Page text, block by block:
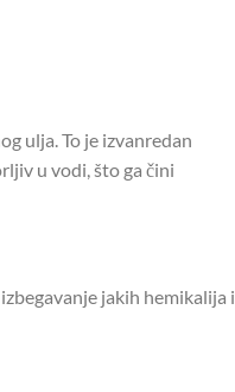
ulja. To je izvanredan
u vodi, što ga čini
jakih hemikalija i